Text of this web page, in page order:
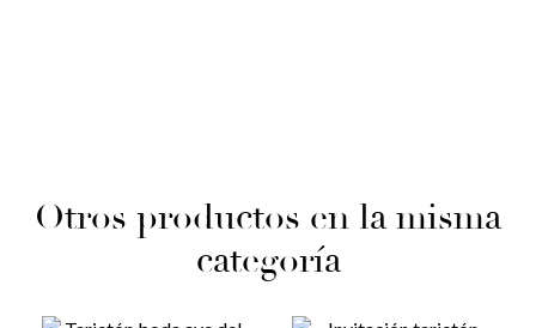
Otros productos en la misma
categoría